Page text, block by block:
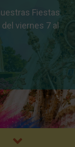
Fiestas
viernes 7 al